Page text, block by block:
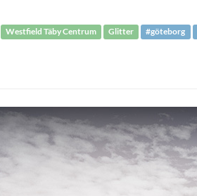
Westfield Täby Centrum Glitter #göteborg